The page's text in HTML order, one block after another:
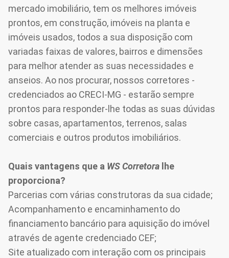
mercado imobiliário, tem os melhores imóveis
prontos, em construção, imóveis na planta e
imóveis usados, todos a sua disposição com
variadas faixas de valores, bairros e dimensões
para melhor atender as suas necessidades e
anseios. Ao nos procurar, nossos corretores -
credenciados ao CRECI-MG - estarão sempre
prontos para responder-lhe todas as suas dúvidas
sobre casas, apartamentos, terrenos, salas
comerciais e outros produtos imobiliários.
Quais vantagens que a WS Corretora lhe
proporciona?
Parcerias com várias construtoras da sua cidade;
Acompanhamento e encaminhamento do
financiamento bancário para aquisição do imóvel
através de agente credenciado CEF;
Site atualizado com interação com os principais